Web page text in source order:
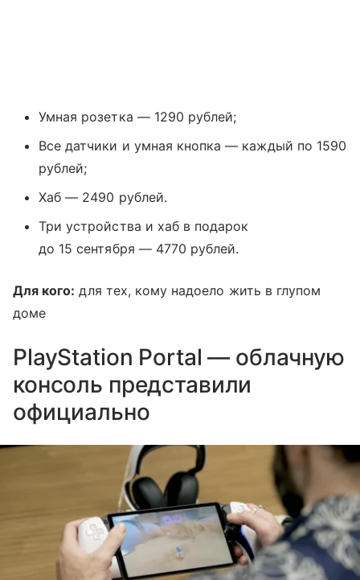
Умная розетка — 1290 рублей;
Все датчики и умная кнопка — каждый по 1590
рублей;
Хаб — 2490 рублей.
Три устройства и хаб в подарок
до 15 сентября — 4770 рублей.
Для кого: для тех, кому надоело жить в глупом
доме
PlayStation Portal — облачную
консоль представили
официально